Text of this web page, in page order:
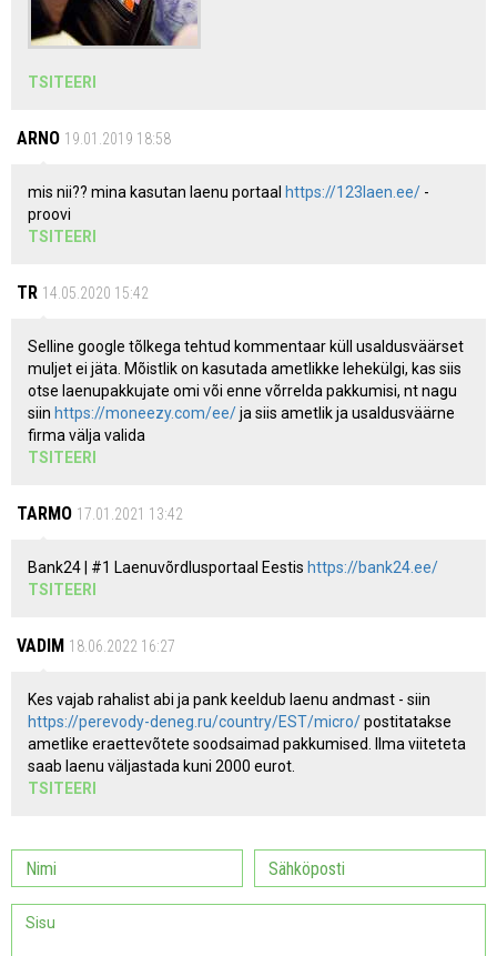
TSITEERI
ARNO 19.01.2019 18:58
mis nii?? mina kasutan laenu portaal https://123laen.ee/ -
proovi
TSITEERI
TR 14.05.2020 15:42
Selline google tõlkega tehtud kommentaar küll usaldusväärset
muljet ei jäta. Mõistlik on kasutada ametlikke lehekülgi, kas siis
otse laenupakkujate omi või enne võrrelda pakkumisi, nt nagu
siin https://moneezy.com/ee/ja siis ametlik ja usaldusväärne
firma välja valida
TSITEERI
TARMO 17.01.2021 13:42
Bank24 | #1 Laenuvõrdlusportaal Eestis https://bank24.ee/
TSITEERI
VADIM 18.06.2022 16:27
Kes vajab rahalist abi ja pank keeldub laenu andmast - siin
https://perevody-deneg.ru/country/EST/micro/postitatakse
ametlike eraettevõtete soodsaimad pakkumised. Ilma viiteteta
saab laenu väljastada kuni 2000 eurot.
TSITEERI